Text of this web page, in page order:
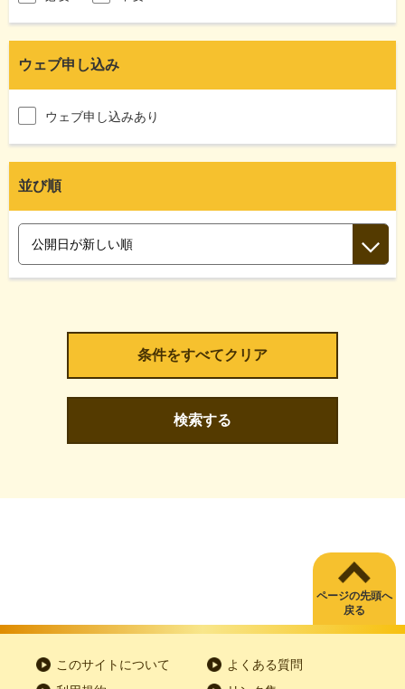
ウェブ申し込み
ウェブ申し込みあり
並び順
検索する
ページの先頭へ
戻る
このサイトについて
よくある質問